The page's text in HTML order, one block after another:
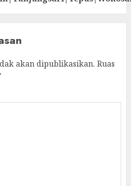
akan dipublikasikan. Ruas